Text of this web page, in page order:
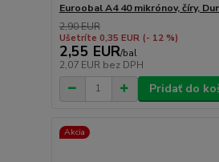
Euroobal A4 40 mikrónov, číry,
2,90 EUR
Ušetríte 0,35 EUR (- 12 %)
2,55 EUR/bal
2,07 EUR bez DPH
Pridať do
Akcia